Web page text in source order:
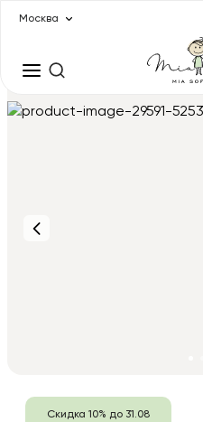
Москва
Скидка 10% до 31.08